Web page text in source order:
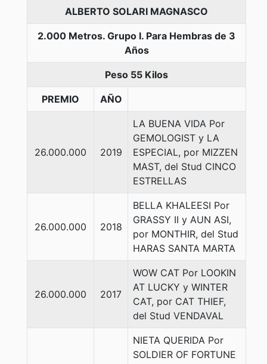
ALBERTO SOLARI MAGNASCO
2.000 Metros. Grupo I. Para Hembras de 3
Años
Peso 55 Kilos
PREMIO AÑO
26.000.000 2019
LA BUENA VIDA Por
GEMOLOGIST y LA
ESPECIAL, por MIZZEN
MAST, del Stud CINCO
ESTRELLAS
26.000.000 2018
BELLA KHALEESI Por
GRASSY II y AUN ASI,
por MONTHIR, del Stud
HARAS SANTA MARTA
26.000.000 2017
WOW CAT Por LOOKIN
AT LUCKY y WINTER
CAT, por CAT THIEF,
del Stud VENDAVAL
NIETA QUERIDA Por
SOLDIER OF FORTUNE